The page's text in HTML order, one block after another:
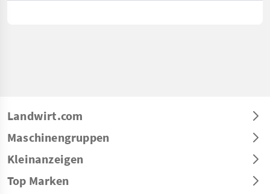
Landwirt.com
Maschinengruppen
Kleinanzeigen
Top Marken